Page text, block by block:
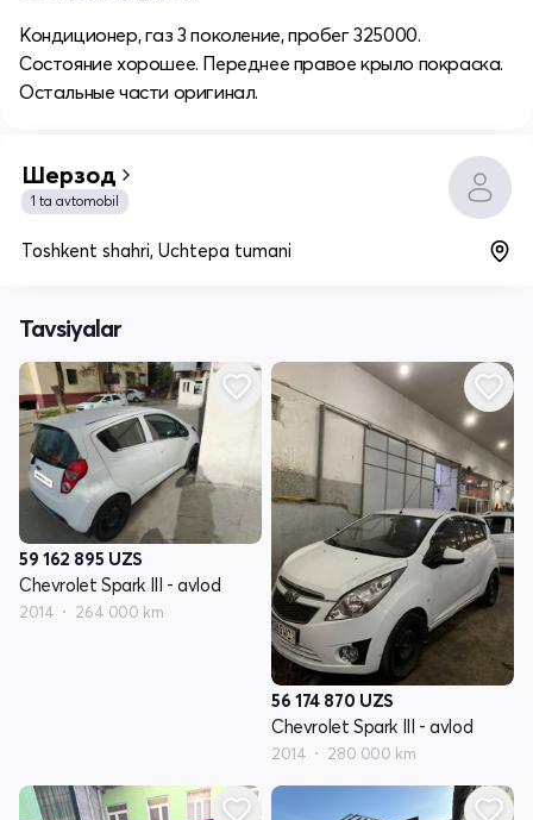
Кондиционер, газ 3 поколение, пробег 325000.
Состояние хорошее. Переднее правое крыло покраска.
Остальные части оригинал.
Шерзод
1 ta avtomobil
Toshkent shahri, Uchtepa tumani
Tavsiyalar
59 162 895 UZS
Chevrolet Spark III - avlod
2014 264 000 km
56 174 870 UZS
Chevrolet Spark III - avlod
2014 280 000 km